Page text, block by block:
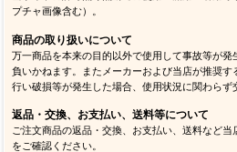
プチャ画像含む）。
商品の取り扱いについて
万一商品を本来の目的以外で使用して事故等が
負いかねます。またメーカーおよび当店が推奨
行い破損等が発生した場合、使用状況に関わらず
返品・交換、お支払い、送料等について
ご注文商品の返品・交換、お支払い、送料など当
をご確認ください。